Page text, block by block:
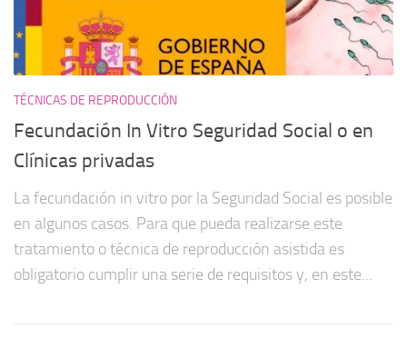
TÉCNICAS DE REPRODUCCIÓN
Fecundación In Vitro Seguridad Social o en
Clínicas privadas
La fecundación in vitro por la Seguridad Social es posible
en algunos casos. Para que pueda realizarse este
tratamiento o técnica de reproducción asistida es
obligatorio cumplir una serie de requisitos y, en este...